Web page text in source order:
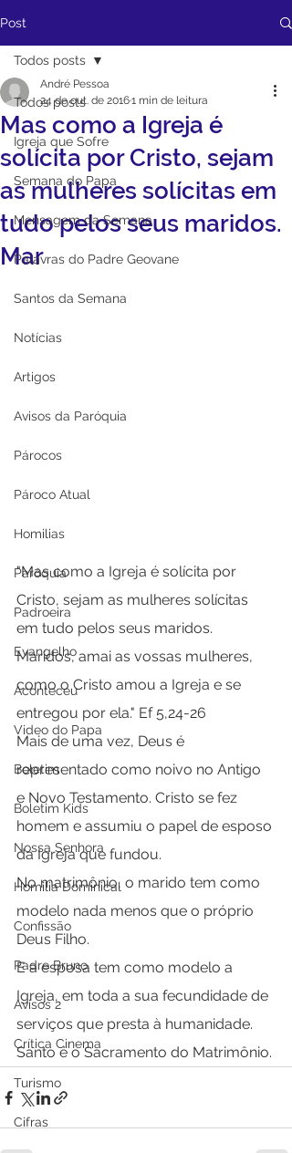
Post
Todos posts
Igreja que Sofre
Semana do Papa
Mensagem da Semana
Palavras do Padre Geovane
Santos da Semana
Notícias
Artigos
Avisos da Paróquia
Párocos
Pároco Atual
Homilias
Paróquia
Padroeira
Evangelho
Aconteceu
Video do Papa
Boletim
Boletim Kids
Nossa Senhora
Homilia Dominical
Confissão
Padre Bruno
Avisos 2
Crítica Cinema
Turismo
Cifras
Todos posts
Mas como a Igreja é
solícita por Cristo, sejam
as mulheres solícitas em
tudo pelos seus maridos.
Mar
André Pessoa
24 de out. de 20161 min de leitura
"Mas como a Igreja é solícita por
Cristo, sejam as mulheres solícitas
em tudo pelos seus maridos.
Maridos, amai as vossas mulheres,
como o Cristo amou a Igreja e se
entregou por ela." Ef 5,24-26
Mais de uma vez, Deus é
representado como noivo no Antigo
e Novo Testamento. Cristo se fez
homem e assumiu o papel de esposo
da Igreja que fundou.
No matrimônio, o marido tem como
modelo nada menos que o próprio
Deus Filho.
E a esposa tem como modelo a
Igreja, em toda a sua fecundidade de
serviços que presta à humanidade.
Santo é o Sacramento do Matrimônio.